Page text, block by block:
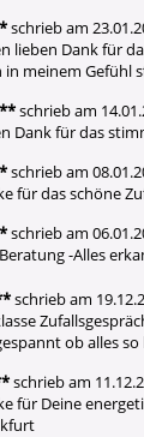
schrieb am
lieben Dank für
in meinem Gefühl
schrieb am
Dank für das
schrieb am
für das schöne
schrieb am
-Alles
schrieb am
ob alles
schrieb am
für Deine